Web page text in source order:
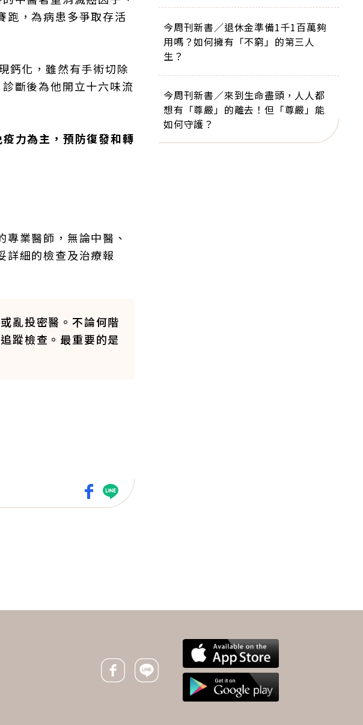
跑，為病患多爭取存活
鈣化，雖然有手術切除
斷後為他開立十六味流
力為主，預防復發和轉
業醫師，無論中醫、
詳細的檢查及治療報
亂投密醫。不論何階
蹤檢查。最重要的是
下一則 ＋
果竟大腸癌3期！4風險
群需定期檢查，沒症狀就
是最大威脅
今周刊新書／退休金準備1千1百萬夠
用嗎？如何擁有「不窮」的第三人
生？
今周刊新書／來到生命盡頭，人人都
想有「尊嚴」的離去！但「尊嚴」能
如何守護？
Facebook icon
Line icon